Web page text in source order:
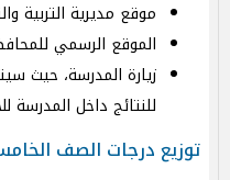
موقع مديرية التربية
الموقع الرسمي
زيارة المدرسة، حيث
للنتائج داخل المدرسة
توزيع درجات الصف الخامس